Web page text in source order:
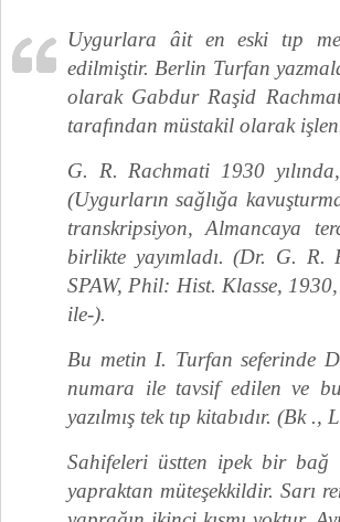
Uygurlara âit en eski tıp
edilmiştir. Berlin Turfan
olarak Gabdur Raşid
tarafından müstakil olarak
G. R. Rachmati 1930
(Uygurların sağlığa
transkripsiyon, Almancaya
birlikte yayımladı. (Dr. G.
SPAW, Phil: Hist. Klasse,
ile-).
Bu metin I. Turfan seferinde
numara ile tavsif edilen ve
yazılmış tek tıp kitabıdır. (Bk .,
Sahifeleri üstten ipek bir
yapraktan müteşekkildir. Sarı